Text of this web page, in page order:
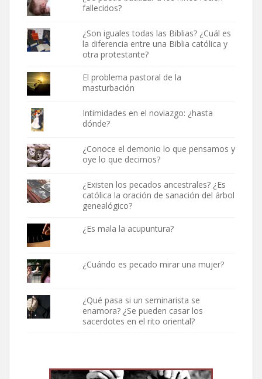
fallecidos?
¿Son iguales todas las Biblias? ¿Cuál es
la diferencia entre una Biblia católica y
otra protestante?
El problema pastoral de la
masturbación
Intimidades en el noviazgo: ¿hasta
dónde?
¿Conoce el demonio lo que pensamos y
oye lo que decimos?
¿Existen los pecados ancestrales? ¿Es
católica la oración de sanación del árbol
genealógico?
¿Es mala la acupuntura?
¿Cuándo es pecado mirar una mujer?
¿Qué pasa si un seminarista se
enamora? ¿Se pueden casar los
sacerdotes en el rito oriental?